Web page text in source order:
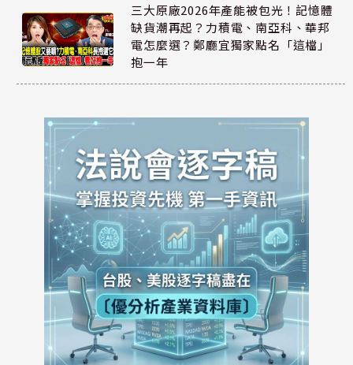
三大原廠2026年產能被包光！記憶體
缺貨潮再起？力積電、南亞科、華邦
電怎麼選？鄭廳宜獨家點名「這檔」
抱一年